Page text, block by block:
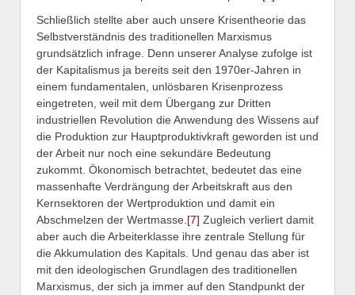
Schließlich stellte aber auch unsere Krisentheorie das
Selbstverständnis des traditionellen Marxismus
grundsätzlich infrage. Denn unserer Analyse zufolge ist
der Kapitalismus ja bereits seit den 1970er-Jahren in
einem fundamentalen, unlösbaren Krisenprozess
eingetreten, weil mit dem Übergang zur Dritten
industriellen Revolution die Anwendung des Wissens auf
die Produktion zur Hauptproduktivkraft geworden ist und
der Arbeit nur noch eine sekundäre Bedeutung
zukommt. Ökonomisch betrachtet, bedeutet das eine
massenhafte Verdrängung der Arbeitskraft aus den
Kernsektoren der Wertproduktion und damit ein
Abschmelzen der Wertmasse. [7] Zugleich verliert damit
aber auch die Arbeiterklasse ihre zentrale Stellung für
die Akkumulation des Kapitals. Und genau das aber ist
mit den ideologischen Grundlagen des traditionellen
Marxismus, der sich ja immer auf den Standpunkt der